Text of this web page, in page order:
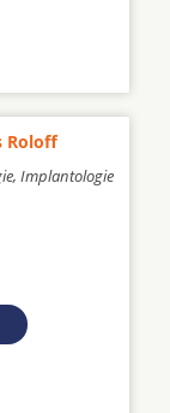
Roloff
Implantologie